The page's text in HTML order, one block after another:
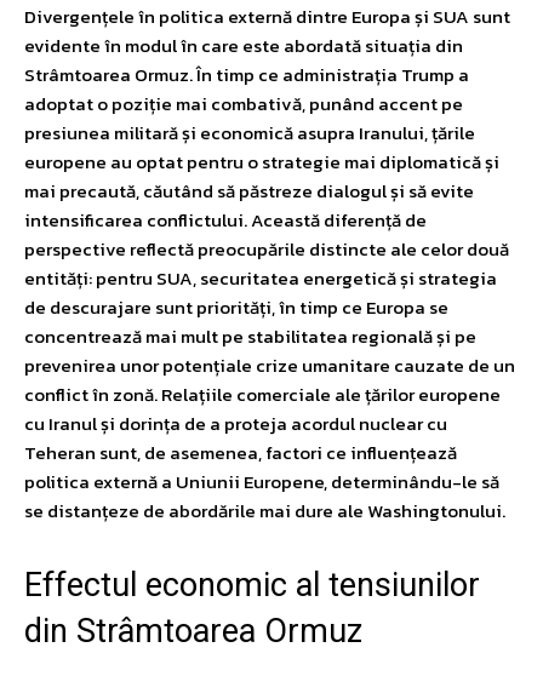
Divergențele în politica externă dintre Europa și SUA sunt
evidente în modul în care este abordată situația din
Strâmtoarea Ormuz. În timp ce administrația Trump a
adoptat o poziție mai combativă, punând accent pe
presiunea militară și economică asupra Iranului, țările
europene au optat pentru o strategie mai diplomatică și
mai precaută, căutând să păstreze dialogul și să evite
intensificarea conflictului. Această diferență de
perspective reflectă preocupările distincte ale celor două
entități: pentru SUA, securitatea energetică și strategia
de descurajare sunt priorități, în timp ce Europa se
concentrează mai mult pe stabilitatea regională și pe
prevenirea unor potențiale crize umanitare cauzate de un
conflict în zonă. Relațiile comerciale ale țărilor europene
cu Iranul și dorința de a proteja acordul nuclear cu
Teheran sunt, de asemenea, factori ce influențează
politica externă a Uniunii Europene, determinându-le să
se distanțeze de abordările mai dure ale Washingtonului.
Effectul economic al tensiunilor
din Strâmtoarea Ormuz